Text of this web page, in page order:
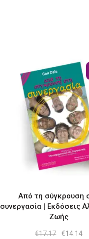
Από τη σύγκρουση
συνεργασία | Εκδόσεις
Ζωής
€17.17
Original
€14.14Η